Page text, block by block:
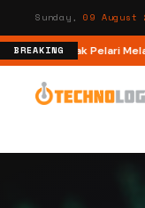
Sunday,09 August
BREAKING
Ajak Pelari Melampaui